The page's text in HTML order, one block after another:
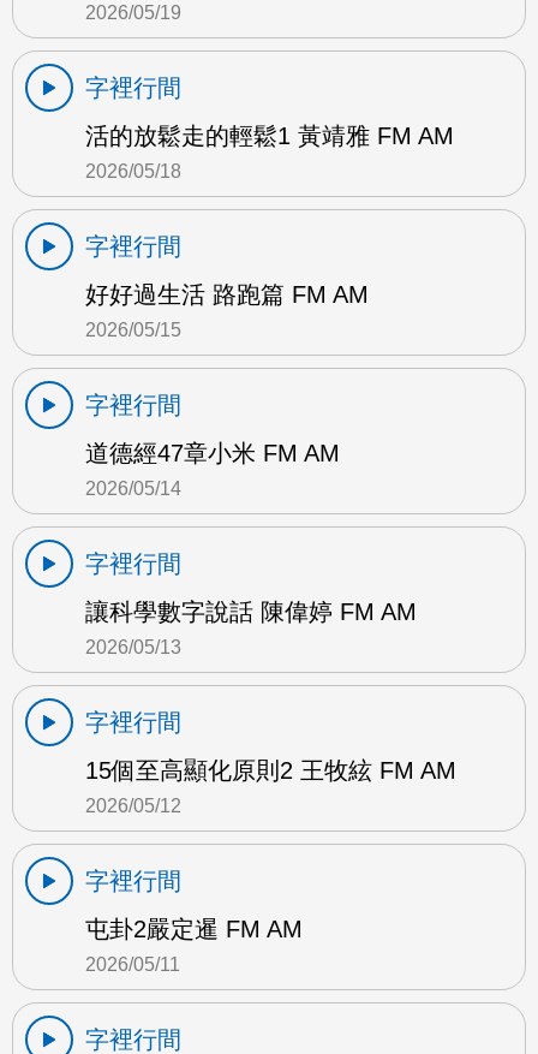
2026/05/19
字裡行間
活的放鬆走的輕鬆1 黃靖雅 FM AM
2026/05/18
字裡行間
好好過生活 路跑篇 FM AM
2026/05/15
字裡行間
道德經47章小米 FM AM
2026/05/14
字裡行間
讓科學數字說話 陳偉婷 FM AM
2026/05/13
字裡行間
15個至高顯化原則2 王牧絃 FM AM
2026/05/12
字裡行間
屯卦2嚴定暹 FM AM
2026/05/11
字裡行間